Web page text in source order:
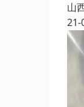
山
21-